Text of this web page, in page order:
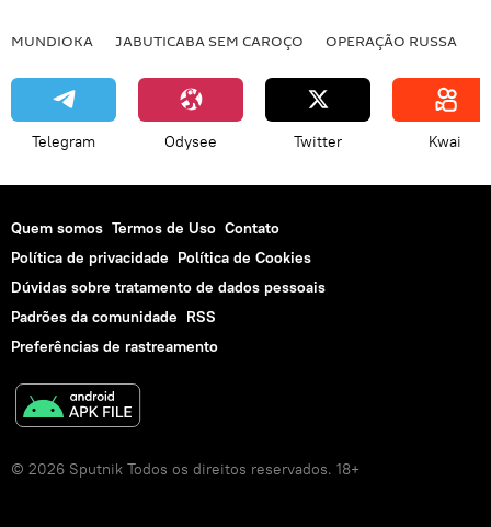
MUNDIOKA JABUTICABA SEM CAROÇO OPERAÇÃO RUSSA
Telegram Odysee Twitter Kwai
Quem somos Termos de Uso Contato
Política de privacidade Política de Cookies
Dúvidas sobre tratamento de dados pessoais
Padrões da comunidade RSS
Preferências de rastreamento
© 2026 Sputnik Todos os direitos reservados. 18+